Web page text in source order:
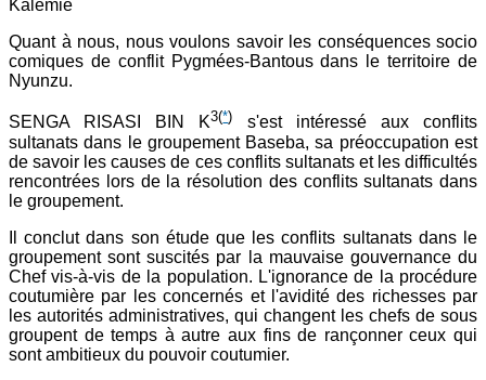
Kalemie
Quant à nous, nous voulons savoir les conséquences socio
comiques de conflit Pygmées-Bantous dans le territoire de
Nyunzu.
SENGA RISASI BIN K3(*) s'est intéressé aux conflits
sultanats dans le groupement Baseba, sa préoccupation est
de savoir les causes de ces conflits sultanats et les difficultés
rencontrées lors de la résolution des conflits sultanats dans
le groupement.
Il conclut dans son étude que les conflits sultanats dans le
groupement sont suscités par la mauvaise gouvernance du
Chef vis-à-vis de la population. L'ignorance de la procédure
coutumière par les concernés et l'avidité des richesses par
les autorités administratives, qui changent les chefs de sous
groupent de temps à autre aux fins de rançonner ceux qui
sont ambitieux du pouvoir coutumier.